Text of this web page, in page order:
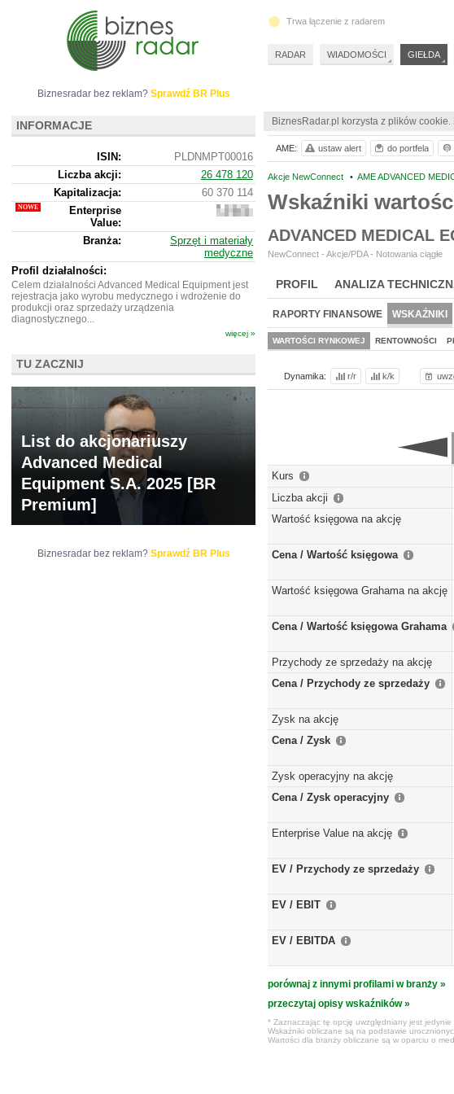
BiznesRadar.pl korzysta z plików
Akcje NewConnect • AME ADVANCED
Wskaźniki
ADVANCED MEDICAL
NewConnect - Akcje/PDA - Notowania ciągłe
PROFIL ANALIZA
RAPORTY FINANSOWE WSKAŹNIKI
WARTOŚCI RYNKOWEJ RENTOWNOŚCI
Dynamika: r/r k/k
Kurs
Liczba akcji
Wartość księgowa na akcję
Cena / Wartość księgowa
Wartość księgowa Grahama na akcję
Cena / Wartość księgowa Grahama
Przychody ze sprzedaży na akcję
Cena / Przychody ze sprzedaży
Zysk na akcję
Cena / Zysk
Zysk operacyjny na akcję
Cena / Zysk operacyjny
Enterprise Value na akcję
EV / Przychody ze sprzedaży
EV / EBIT
EV / EBITDA
porównaj z innymi profilami w branży »
przeczytaj opisy wskaźników »
* Zaznaczając tę opcję uwzględniany jest
Wskaźniki obliczane są na podstawie
Wartości dla branży obliczane są w oparciu o
AME: ustaw alert do portfela
Biznesradar bez reklam? Sprawdź BR Plus
INFORMACJE
ISIN:
PLDNMPT00016
Liczba akcji:
26 478 120
Kapitalizacja:
60 370 114
Enterprise
Value:
60
Branża:
Sprzęt i materiały
medyczne
Profil działalności:
Celem działalności Advanced Medical Equipment jest
rejestracja jako wyrobu medycznego i wdrożenie do
produkcji oraz sprzedaży urządzenia
diagnostycznego...
więcej »
TU ZACZNIJ
List do akcjonariuszy
Advanced Medical
Equipment S.A. 2025 [BR
Premium]
Biznesradar bez reklam? Sprawdź BR Plus
Trwa łączenie z radarem
RADAR WIADOMOŚCI GIEŁDA